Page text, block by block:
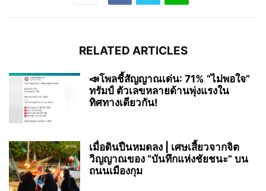
RELATED ARTICLES
📣โพลชี้สัญญาณเด่น: 71% “ไม่พอใจ”
ทรัมป์ ตัวเลขหลายด้านพุ่งแรงใน
ทิศทางเดียวกัน!
เมื่อดินปืนหมดลง | เศษเสี้ยวจากจิต
วิญญาณของ “บันทึกแห่งชัยชนะ” บน
ถนนเมืองกุม